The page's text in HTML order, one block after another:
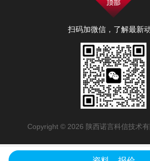
扫码加微信，了解最新
Copyright © 2026 陕西诺言科信技术